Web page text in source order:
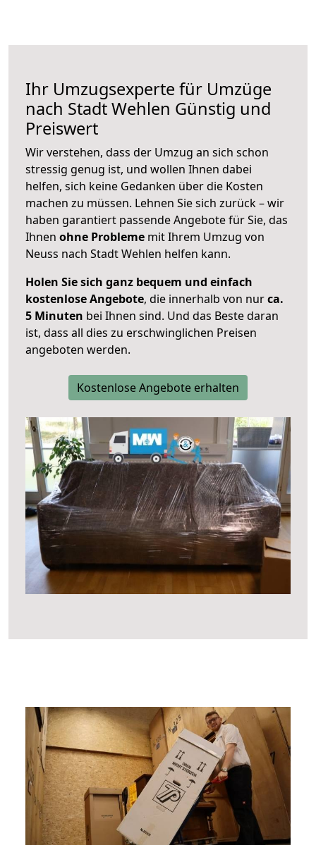
Ihr Umzugsexperte für Umzüge
nach Stadt Wehlen Günstig und
Preiswert
Wir verstehen, dass der Umzug an sich schon
stressig genug ist, und wollen Ihnen dabei
helfen, sich keine Gedanken über die Kosten
machen zu müssen. Lehnen Sie sich zurück – wir
haben garantiert passende Angebote für Sie, das
Ihnen ohne Probleme mit Ihrem Umzug von
Neuss nach Stadt Wehlen helfen kann.
Holen Sie sich ganz bequem und einfach
kostenlose Angebote, die innerhalb von nurca.
5 Minuten bei Ihnen sind. Und das Beste daran
ist, dass all dies zu erschwinglichen Preisen
angeboten werden.
Kostenlose Angebote erhalten